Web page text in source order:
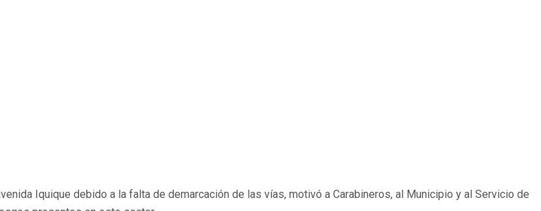
Iquique debido a la falta de demarcación de las vías, motivó a Carabineros, al Municipio y al Servicio de